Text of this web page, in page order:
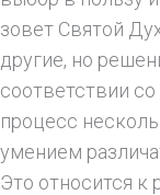
зовет Святой
другие, но
соответствии
процесс
умением
Это относится